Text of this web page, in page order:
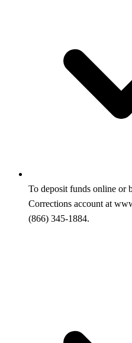
To deposit funds online or
Corrections account at
(866) 345-1884.